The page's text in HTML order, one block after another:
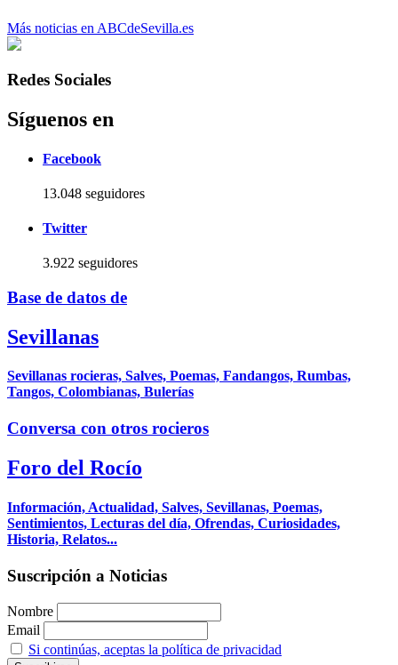
Más noticias en ABCdeSevilla.es
Redes Sociales
Síguenos en
Facebook
13.048 seguidores
Twitter
3.922 seguidores
Base de datos de
Sevillanas
Sevillanas rocieras, Salves, Poemas, Fandangos, Rumbas,
Tangos, Colombianas, Bulerías
Conversa con otros rocieros
Foro del Rocío
Información, Actualidad, Salves, Sevillanas, Poemas,
Sentimientos, Lecturas del día, Ofrendas, Curiosidades,
Historia, Relatos...
Suscripción a Noticias
Nombre
Email
Si continúas, aceptas la política de privacidad